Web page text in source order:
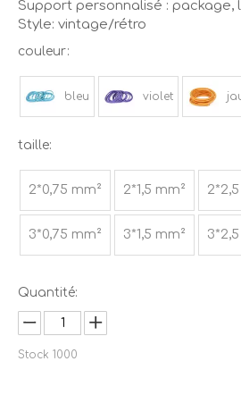
Support personnalisé : package,
Style: vintage/rétro
couleur:
bleu violet
taille:
2*0,75 mm² 2*1,5 mm²
3*0,75 mm² 3*1,5 mm²
Quantité:
Stock 1000